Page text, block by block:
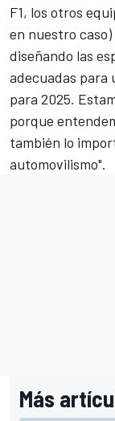
F1, los otros
en nuestro
diseñando las
adecuadas para
para 2025.
porque
también lo
automovilismo".
Más